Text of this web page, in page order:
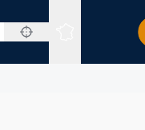
Sites